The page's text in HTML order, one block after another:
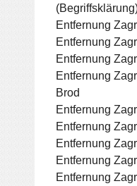
Entfernung
Entfernung
Entfernung
Entfernung
Brod
Entfernung
Entfernung
Entfernung
Entfernung
Entfernung